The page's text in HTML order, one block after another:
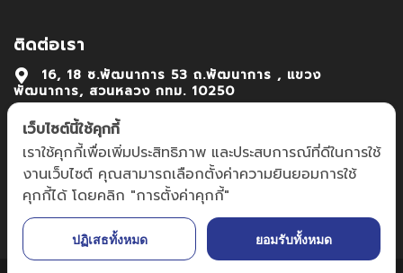
ติดต่อเรา
16, 18 ซ.พัฒนาการ 53 ถ.พัฒนาการ , แขวง
พัฒนาการ, สวนหลวง กทม. 10250
02-7222992-4
focus@focusmechanic.co.th,
sales@focusmechanic.co.th
เว็บไซต์นี้ใช้คุกกี้
เราใช้คุกกี้เพื่อเพิ่มประสิทธิภาพ และประสบการณ์ที่ดีในการใช้
งานเว็บไซต์ คุณสามารถเลือกตั้งค่าความยินยอมการใช้
คุกกี้ได้ โดยคลิก "การตั้งค่าคุกกี้"
ปฏิเสธทั้งหมด ยอมรับทั้งหมด